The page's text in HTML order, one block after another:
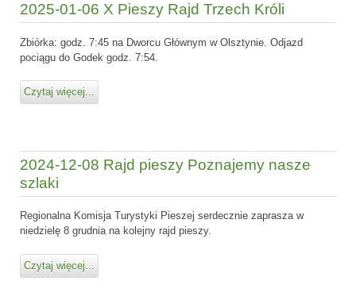
2025-01-06 X Pieszy Rajd Trzech Króli
Zbiórka: godz. 7:45 na Dworcu Głównym w Olsztynie. Odjazd
pociągu do Godek godz. 7:54.
Czytaj więcej...
2024-12-08 Rajd pieszy Poznajemy nasze
szlaki
Regionalna Komisja Turystyki Pieszej serdecznie zaprasza w
niedzielę 8 grudnia na kolejny rajd pieszy.
Czytaj więcej...